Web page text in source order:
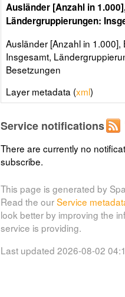
Ausländer [Anzahl in
Ländergruppierungen:
Ausländer [Anzahl in
Insgesamt,
Besetzungen
Layer metadata (xml)
Service notifications
There are currently no
subscribe.
This page is generated by
Read the ourService
look better by improving the
service is providing.
Last updated 2026-08-02